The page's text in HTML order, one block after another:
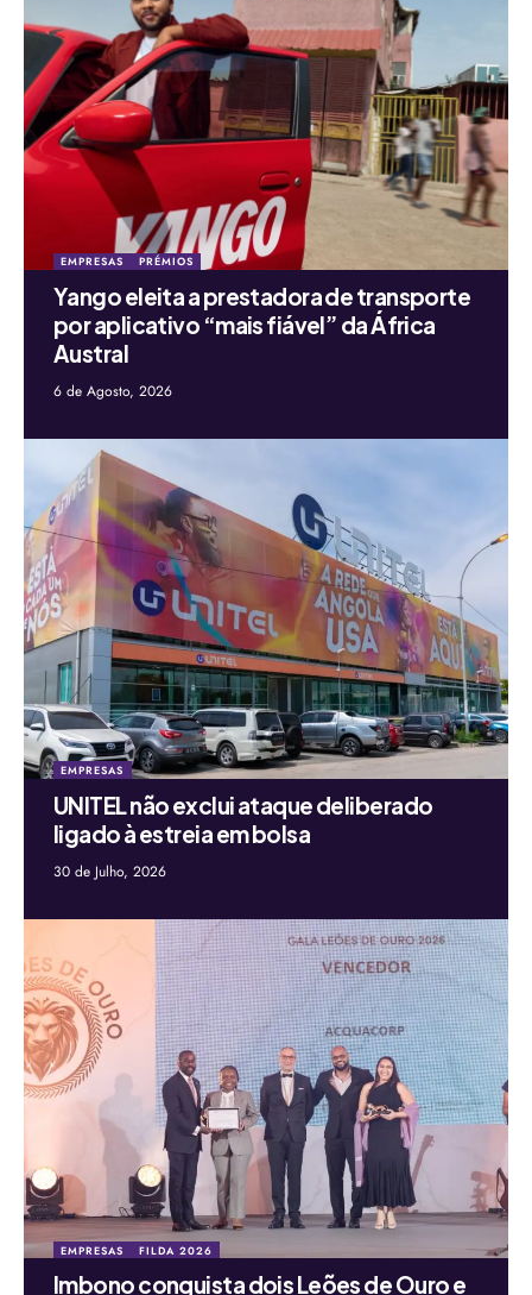
EMPRESAS PRÉMIOS
Yango eleita a prestadora de transporte
por aplicativo “mais fiável” da África
Austral
6 de Agosto, 2026
EMPRESAS
UNITEL não exclui ataque deliberado
ligado à estreia em bolsa
30 de Julho, 2026
EMPRESAS FILDA 2026
Imbono conquista dois Leões de Ouro e